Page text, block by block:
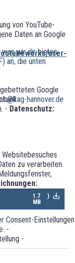
von YouTube-
Daten an Google
user-
Google
- Datenschutz:
zu verarbeiten.
Consent-Einstellungen
-
-
wir dir bieten,
an, die unten
hannover.de
1.7
MB
)